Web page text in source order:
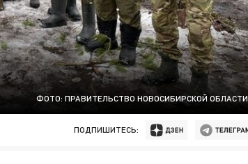
ФОТО: ПРАВИТЕЛЬСТВО НОВОСИБИРСКОЙ ОБЛАСТИ
ПОДПИШИТЕСЬ: